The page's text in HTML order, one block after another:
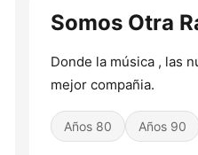
Somos Otra
Donde la música , las
mejor compañia.
Años 80 Años 90